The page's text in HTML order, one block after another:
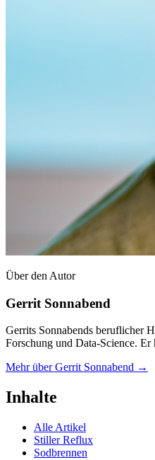
Über den Autor
Gerrit Sonnabend
Gerrits Sonnabends beruflicher
Forschung und Data-Science. Er
Mehr über Gerrit Sonnabend →
Inhalte
Alle Artikel
Stiller Reflux
Sodbrennen